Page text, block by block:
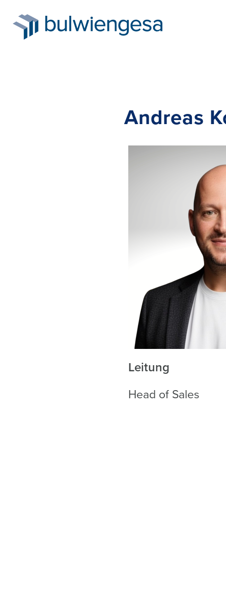
Andreas
Leitung
Head of Sales